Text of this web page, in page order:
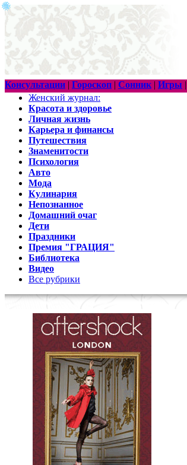
Консультации | Гороскоп | Сонник | Игры |
Женский журнал:
Красота и здоровье
Личная жизнь
Карьера и финансы
Путешествия
Знаменитости
Психология
Авто
Мода
Кулинария
Непознанное
Домашний очаг
Дети
Праздники
Премия "ГРАЦИЯ"
Библиотека
Видео
Все рубрики